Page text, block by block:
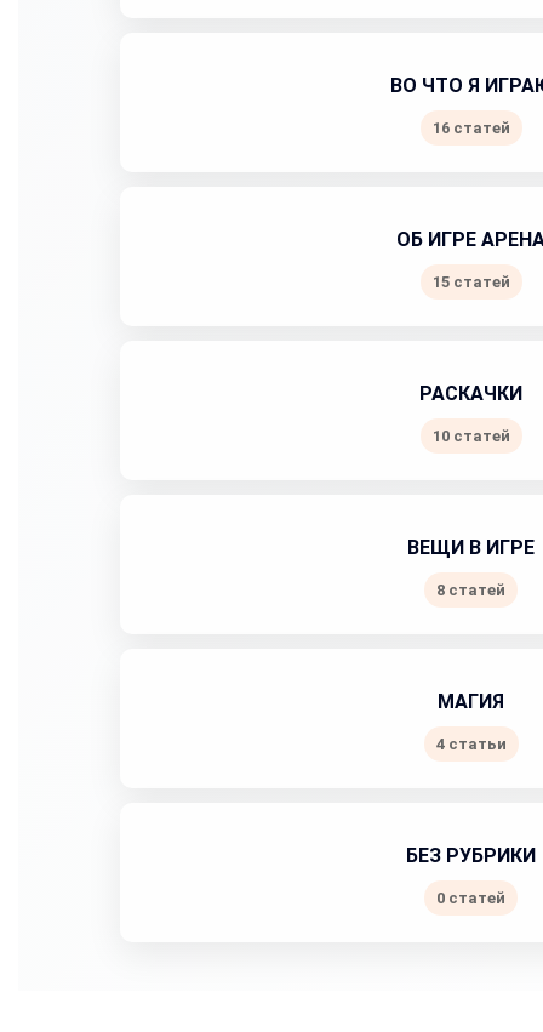
ВО ЧТО Я
16 статей
ОБ ИГРЕ
15 статей
РАСКАЧКИ
10 статей
ВЕЩИ В ИГРЕ
8 статей
МАГИЯ
4 статьи
БЕЗ РУБРИКИ
0 статей